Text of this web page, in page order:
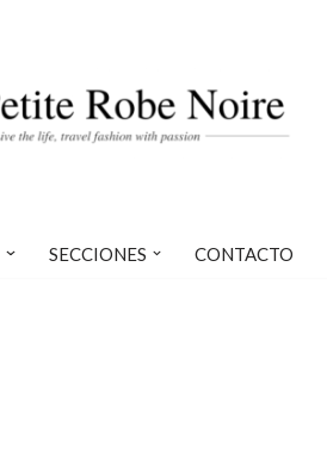
SECCIONES CONTACTO